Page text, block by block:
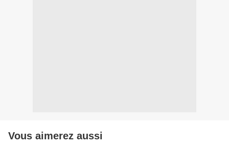
Vous aimerez aussi